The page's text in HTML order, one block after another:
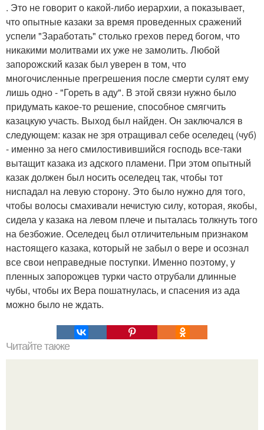
. Это не говорит о какой-либо иерархии, а показывает,
что опытные казаки за время проведенных сражений
успели "Заработать" столько грехов перед богом, что
никакими молитвами их уже не замолить. Любой
запорожский казак был уверен в том, что
многочисленные прегрешения после смерти сулят ему
лишь одно - "Гореть в аду". В этой связи нужно было
придумать какое-то решение, способное смягчить
казацкую участь. Выход был найден. Он заключался в
следующем: казак не зря отращивал себе оселедец (чуб)
- именно за него смилостивившийся господь все-таки
вытащит казака из адского пламени. При этом опытный
казак должен был носить оселедец так, чтобы тот
ниспадал на левую сторону. Это было нужно для того,
чтобы волосы смахивали нечистую силу, которая, якобы,
сидела у казака на левом плече и пыталась толкнуть того
на безбожие. Оселедец был отличительным признаком
настоящего казака, который не забыл о вере и осознал
все свои неправедные поступки. Именно поэтому, у
пленных запорожцев турки часто отрубали длинные
чубы, чтобы их Вера пошатнулась, и спасения из ада
можно было не ждать.
Читайте также